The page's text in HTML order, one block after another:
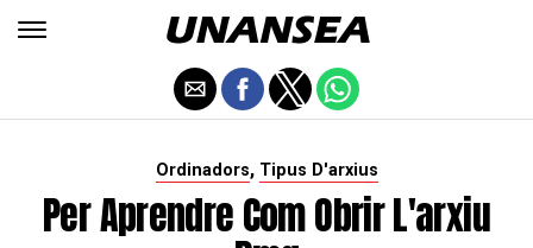
Ordinadors, Tipus D'arxius
Per Aprendre Com Obrir L'arxiu